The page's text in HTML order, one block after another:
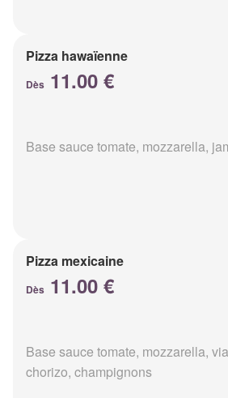
Pizza hawaïenne
Dès 11.00 €
Base sauce tomate, mozzarella,
Pizza mexicaine
Dès 11.00 €
Base sauce tomate, mozzarella,
chorizo, champignons